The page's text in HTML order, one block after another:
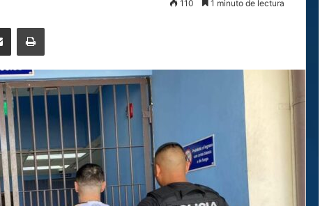
110 1 minuto de lectura
Compartir por correo electrónicoImprimir